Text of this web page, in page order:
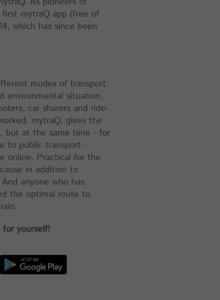
mytraQ app (free of
which has since been
modes of transport.
environmental situation,
car sharers and ride-
mytraQ, gives the
but at the same time - for
to public transport -
online. Practical for the
in addition to
anyone who has
the optimal route to
yourself!